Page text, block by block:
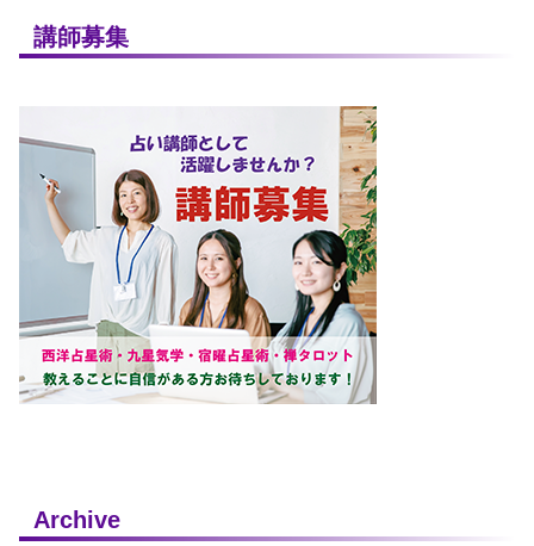
講師募集
Archive